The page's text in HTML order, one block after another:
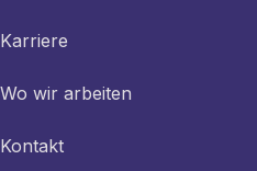
Karriere
Wo wir arbeiten
Kontakt